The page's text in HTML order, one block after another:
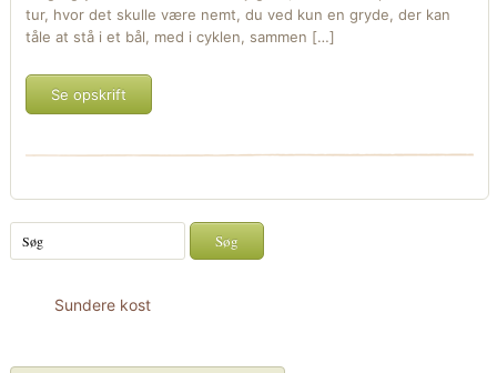
tur, hvor det skulle være nemt, du ved kun en gryde, der kan
tåle at stå i et bål, med i cyklen, sammen […]
Se opskrift
Sundere kost